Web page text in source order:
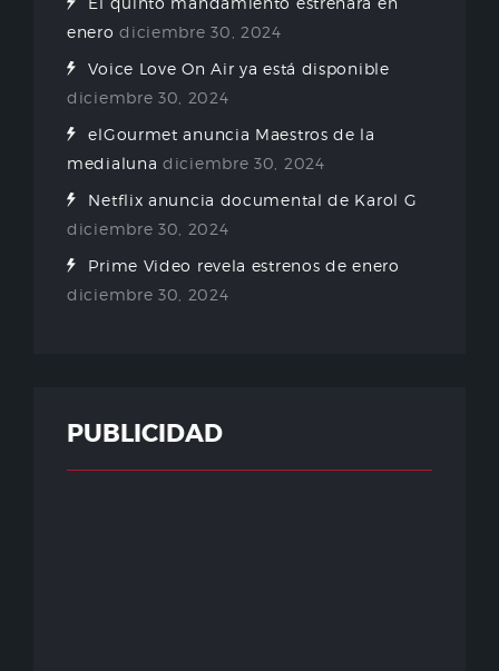
enero diciembre 30, 2024
Voice Love On Air ya está disponible
diciembre 30, 2024
elGourmet anuncia Maestros de la
medialuna diciembre 30, 2024
Netflix anuncia documental de Karol G
diciembre 30, 2024
Prime Video revela estrenos de enero
diciembre 30, 2024
PUBLICIDAD